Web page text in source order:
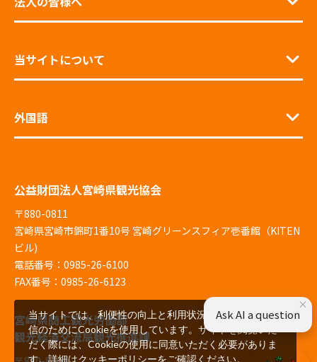
当サイトについて
外国語
公益財団法人宮崎県観光協会
〒880-0811
宮崎県宮崎市錦町1番10号 宮崎グリーンスフィア壱番館（KITEN
ビル)
電話番号：0985-26-6100
FAX番号：0985-26-6123
宮崎県商工観光労働部
観光経済交流局観光推進課
当サイトでは、利便性の向上と利用状況の解析、広告配
信のためにCookieを使用しています。サイトを閲覧いた
だく際には、Cookieの使用に同意いただく必要がありま
す。詳細はクッキーポリシーをご確認ください。
×
Ask AI a question